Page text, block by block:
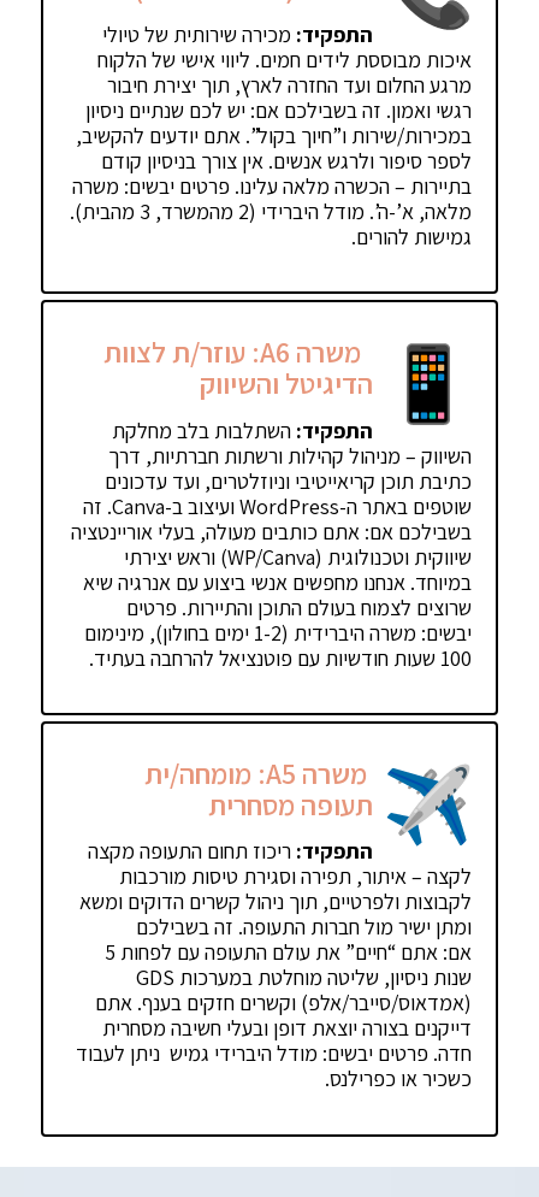
התפקיד: מכירה שירותית של טיולי
איכות מבוססת לידים חמים. ליווי אישי של הלקוח
מרגע החלום ועד החזרה לארץ, תוך יצירת חיבור
רגשי ואמון. זה בשבילכם אם: יש לכם שנתיים ניסיון
במכירות/שירות ו”חיוך בקול”. אתם יודעים להקשיב,
לספר סיפור ולרגש אנשים. אין צורך בניסיון קודם
בתיירות – הכשרה מלאה עלינו. פרטים יבשים: משרה
מלאה, א’-ה’. מודל היברידי (2 מהמשרד, 3 מהבית).
גמישות להורים.
משרה A6: עוזר/ת לצוות
הדיגיטל והשיווק
התפקיד: השתלבות בלב מחלקת
השיווק – מניהול קהילות ורשתות חברתיות, דרך
כתיבת תוכן קריאייטיבי וניוזלטרים, ועד עדכונים
שוטפים באתר ה-WordPress ועיצוב ב-Canva. זה
בשבילכם אם: אתם כותבים מעולה, בעלי אוריינטציה
שיווקית וטכנולוגית (WP/Canva) וראש יצירתי
במיוחד. אנחנו מחפשים אנשי ביצוע עם אנרגיה שיא
שרוצים לצמוח בעולם התוכן והתיירות. פרטים
יבשים: משרה היברידית (1-2 ימים בחולון), מינימום
100 שעות חודשיות עם פוטנציאל להרחבה בעתיד.
משרה A5: מומחה/ית
תעופה מסחרית
התפקיד: ריכוז תחום התעופה מקצה
לקצה – איתור, תפירה וסגירת טיסות מורכבות
לקבוצות ולפרטיים, תוך ניהול קשרים הדוקים ומשא
ומתן ישיר מול חברות התעופה. זה בשבילכם
אם: אתם “חיים” את עולם התעופה עם לפחות 5
שנות ניסיון, שליטה מוחלטת במערכות GDS
(אמדאוס/סייבר/אלפ) וקשרים חזקים בענף. אתם
דייקנים בצורה יוצאת דופן ובעלי חשיבה מסחרית
חדה. פרטים יבשים: מודל היברידי גמיש ניתן לעבוד
כשכיר או כפרילנס.